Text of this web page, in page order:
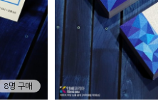
8명 구매